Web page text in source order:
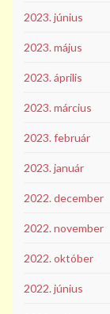
2023. június
2023. május
2023. április
2023. március
2023. február
2023. január
2022. december
2022. november
2022. október
2022. június